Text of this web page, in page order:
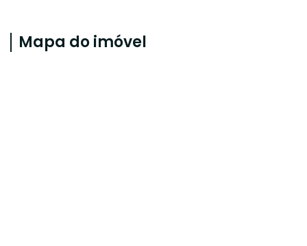
Mapa do imóvel